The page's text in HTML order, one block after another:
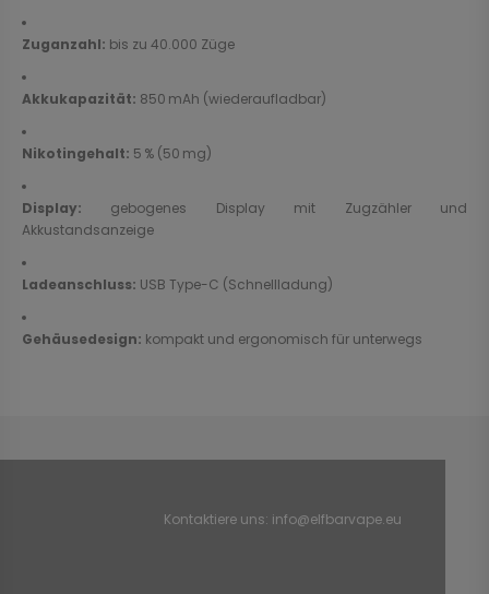
Zuganzahl: bis zu 40.000 Züge
Akkukapazität: 850 mAh (wiederaufladbar)
Nikotingehalt: 5 % (50 mg)
Display: gebogenes Display mit Zugzähler und
Akkustandsanzeige
Ladeanschluss: USB Type-C (Schnellladung)
Gehäusedesign: kompakt und ergonomisch für unterwegs
Kontaktiere uns: info@elfbarvape.eu